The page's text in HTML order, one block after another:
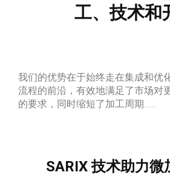
工、技术和
我们的优势在于始终走在集成和优
流程的前沿，有效地满足了市场对
的要求，同时缩短了加工周期……
SARIX技术助力微